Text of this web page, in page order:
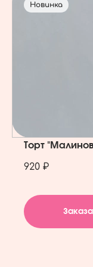
Новинка
Торт
920 ₽